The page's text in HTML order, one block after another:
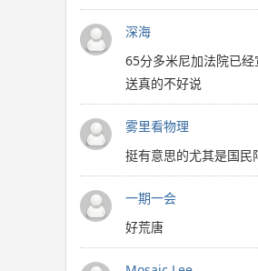
深海
65分多米尼加法院已
送真的不好说
雾里看物理
挺有意思的尤其是国
一期一会
好荒唐